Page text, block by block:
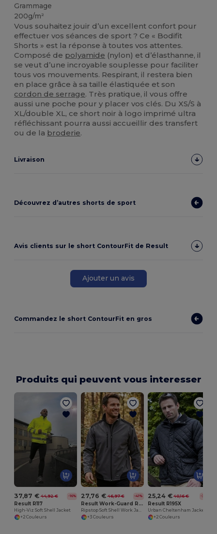
Grammage
200g/m²
Vous souhaitez jouir d’un excellent confort pour
effectuer vos séances de sport ? Ce « Bodifit
Shorts » est la réponse à toutes vos attentes.
Composé de polyamide (nylon) et d’élasthanne, il
se veut d’une incroyable souplesse pour faciliter
tous vos mouvements. Respirant, il restera bien
en place grâce à sa taille élastiquée et son
cordon de serrage. Très pratique, il vous offre
aussi une poche pour y placer vos clés. Du XS/S à
XL/double XL, ce short noir à logo imprimé ultra
réfléchissant pourra aussi accueillir des transfert
ou de la broderie.
Livraison
Découvrez d’autres shorts de sport
Avis clients sur le short ContourFit de Result
Ajouter un avis
Commandez le short ContourFit en gros
Produits qui peuvent vous interesser
37,87 € 44,92 € -16%
Result R117
High-Viz Soft Shell Jacket
+2 Couleurs
27,76 € 46,97 € -41%
Result Work-Guard R124
+3 Couleurs
25,24 € 40,16 € -37%
Result R195X
Urban Cheltenham Jacket
+2 Couleurs